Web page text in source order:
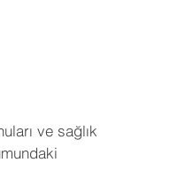
ve sağlık